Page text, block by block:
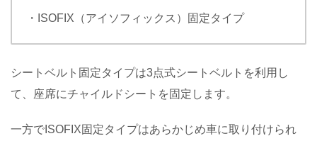
・ISOFIX（アイソフィックス）固定タイプ
シートベルト固定タイプは3点式シートベルトを利用し
て、座席にチャイルドシートを固定します。
一方でISOFIX固定タイプはあらかじめ車に取り付けられ